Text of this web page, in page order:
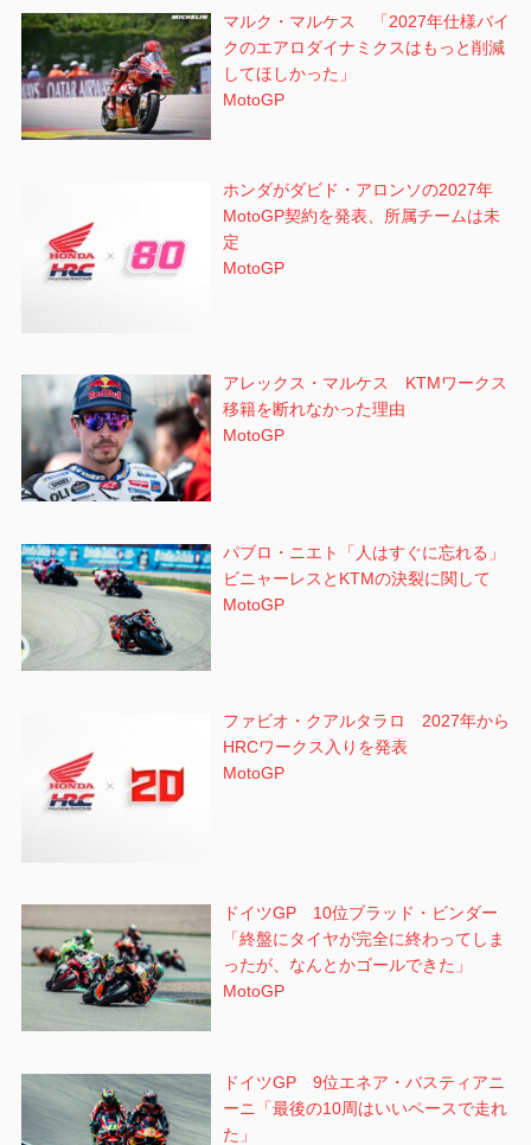
マルク・マルケス 「2027年仕様バイ
クのエアロダイナミクスはもっと削減
してほしかった」
MotoGP
ホンダがダビド・アロンソの2027年
MotoGP契約を発表、所属チームは未
定
MotoGP
アレックス・マルケス KTMワークス
移籍を断れなかった理由
MotoGP
パブロ・ニエト「人はすぐに忘れる」
ビニャーレスとKTMの決裂に関して
MotoGP
ファビオ・クアルタラロ 2027年から
HRCワークス入りを発表
MotoGP
ドイツGP 10位ブラッド・ビンダー
「終盤にタイヤが完全に終わってしま
ったが、なんとかゴールできた」
MotoGP
ドイツGP 9位エネア・バスティアニ
ーニ「最後の10周はいいペースで走れ
た」